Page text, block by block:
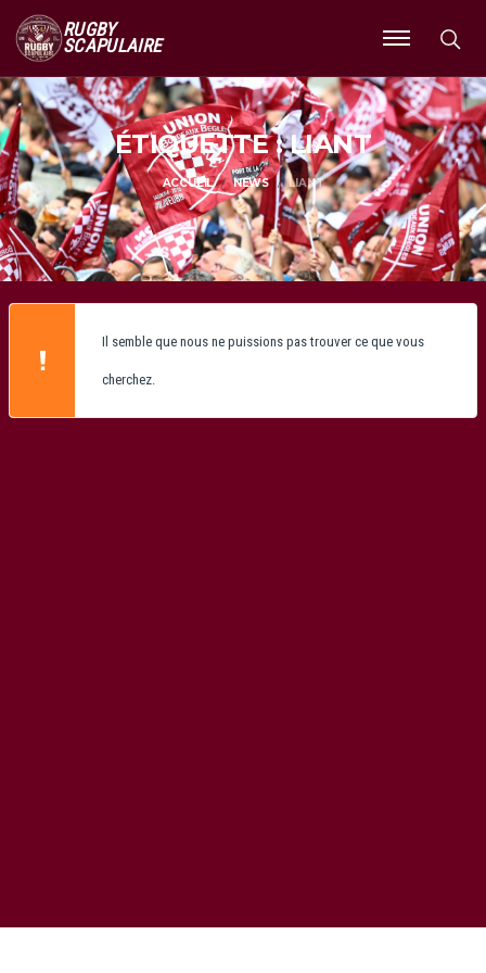
RUGBY
SCAPULAIRE
Ouvrir
le
menu
ÉTIQUETTE : LIANT
ACCUEIL NEWS LIANT
Il semble que nous ne puissions pas trouver ce que vous
cherchez.